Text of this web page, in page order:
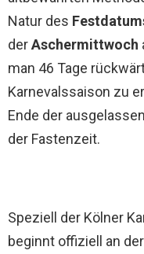
Natur des
derAschermittwoch
man 46 Tage
Karnevalssaison zu
Ende der
der Fastenzeit.
Speziell der Kölner
beginnt offiziell an